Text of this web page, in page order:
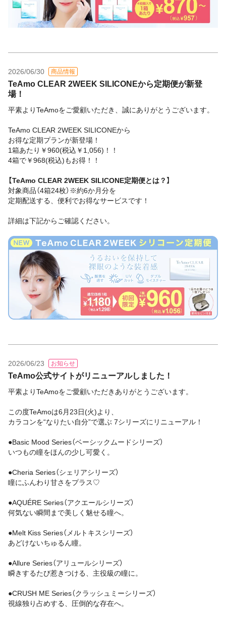
2026/06/30 商品情報
TeAmo CLEAR 2WEEK SILICONEから定期便が新登
場！
平素よりTeAmoをご愛顧いただき、誠にありがとうございます。
TeAmo CLEAR 2WEEK SILICONEから
お得な定期プランが新登場！
1箱あたり￥960(税込￥1,056)！！
4箱で￥968(税込)もお得！！
【TeAmo CLEAR 2WEEK SILICONE定期便とは？】
対象商品（4箱24枚）※約6か月分を
定期配送する、便利でお得なサービスです！
詳細は下記からご確認ください。
2026/06/23 お知らせ
TeAmo公式サイトがリニューアルしました！
平素よりTeAmoをご愛顧いただきありがとうございます。
この度TeAmoは6月23日(火)より、
カラコンを“なりたい自分”で選ぶ 7シリーズにリニューアル！
●Basic Mood Series（ベーシックムードシリーズ）
いつもの瞳をほんの少し可愛く。
●Cheria Series（シェリアシリーズ）
瞳にふんわり甘さをプラス♡
●AQUÉRE Series（アクエールシリーズ）
何気ない瞬間まで美しく魅せる瞳へ。
●Melt Kiss Series（メルトキスシリーズ）
あどけないちゅるん瞳。
●Allure Series（アリュールシリーズ）
瞬きするたび惹きつける、主役級の瞳に。
●CRUSH ME Series（クラッシュミーシリーズ）
視線独り占めする、圧倒的な存在へ。